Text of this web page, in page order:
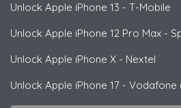
Unlock Apple iPhone 13 - T-Mobile
Unlock Apple iPhone 12 Pro Max -
Unlock Apple iPhone X - Nextel
Unlock Apple iPhone 17 - Vodafone